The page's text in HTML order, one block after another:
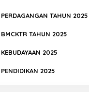
TAHUN 2025
TAHUN 2025
2025
2025